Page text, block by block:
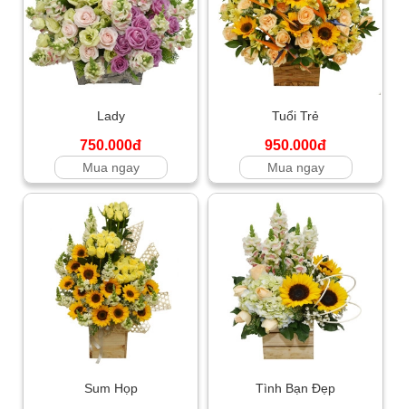
Lady
750.000đ
Mua ngay
Tuổi Trẻ
950.000đ
Mua ngay
Sum Họp Tình Bạn Đẹp